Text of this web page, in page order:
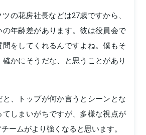
の花房社長などは27歳ですから、
年齢差があります。彼は役員会で
をしてくれるんですよね。僕もそ
かにそうだな、と思うことがあり
、トップが何か言うとシーンとな
てしまいがちですが、多様な視点が
ームがより強くなると思います。